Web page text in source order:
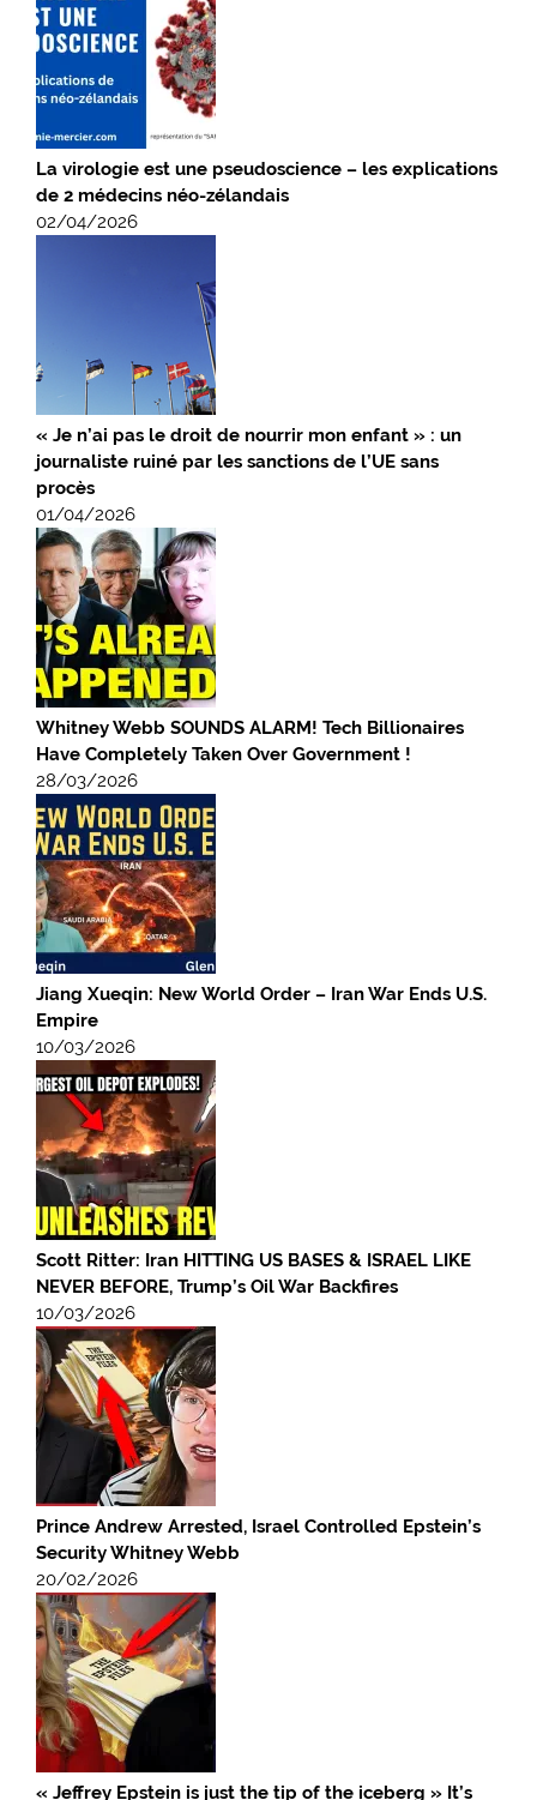
La virologie est une pseudoscience – les explications
de 2 médecins néo-zélandais
02/04/2026
« Je n’ai pas le droit de nourrir mon enfant » : un
journaliste ruiné par les sanctions de l’UE sans
procès
01/04/2026
Whitney Webb SOUNDS ALARM! Tech Billionaires
Have Completely Taken Over Government !
28/03/2026
Jiang Xueqin: New World Order – Iran War Ends U.S.
Empire
10/03/2026
Scott Ritter: Iran HITTING US BASES & ISRAEL LIKE
NEVER BEFORE, Trump’s Oil War Backfires
10/03/2026
Prince Andrew Arrested, Israel Controlled Epstein’s
Security Whitney Webb
20/02/2026
« Jeffrey Epstein is just the tip of the iceberg » It’s